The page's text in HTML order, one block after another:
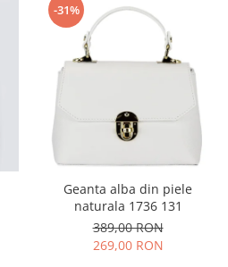
-31%
Geanta alba din piele
naturala 1736 131
389,00 RON
269,00 RON